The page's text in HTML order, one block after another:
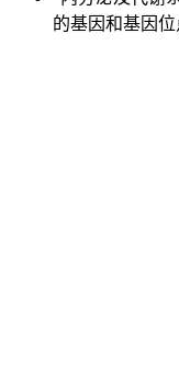
的基因和基因